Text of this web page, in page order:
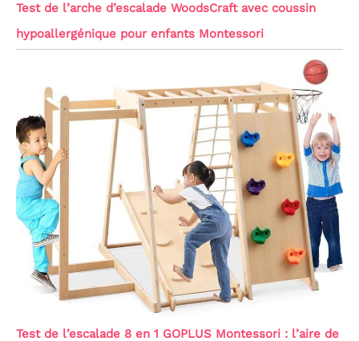
Test de l’arche d’escalade WoodsCraft avec coussin
hypoallergénique pour enfants Montessori
Test de l’escalade 8 en 1 GOPLUS Montessori : l’aire de